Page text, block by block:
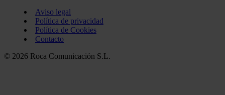
Aviso legal
Política de privacidad
Política de Cookies
Contacto
© 2026 Roca Comunicación S.L.